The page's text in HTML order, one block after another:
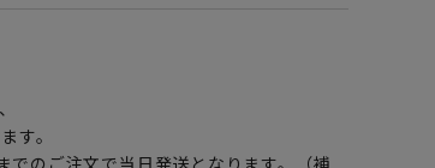
す。
でのご注文で当日発送となります。（補